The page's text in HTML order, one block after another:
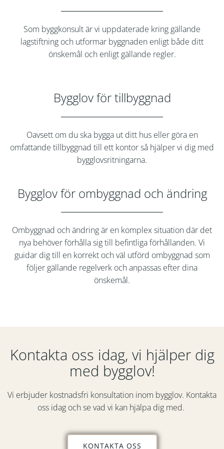
Som byggkonsult är vi uppdaterade kring gällande
lagstiftning och utformar byggnaden enligt både ditt
önskemål och enligt gällande regler.
Bygglov för tillbyggnad
Oavsett om du ska bygga ut ditt hus eller göra en
omfattande tillbyggnad till ett kontor så hjälper vi dig med
bygglovsritningarna.
Bygglov för ombyggnad och ändring
Ombyggnad och ändring är en komplex situation där det
nya behöver förhålla sig till befintliga förhållanden. Vi
guidar dig till en korrekt och väl utförd ombyggnad som
följer gällande regelverk och anpassas efter dina
önskemål.
Kontakta oss idag, vi hjälper dig
med bygglov!
Vi erbjuder kostnadsfri konsultation inom bygglov. Kontakta
oss idag och se vad vi kan hjälpa dig med.
KONTAKTA OSS